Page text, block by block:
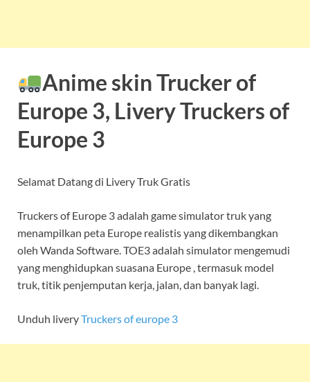
Anime skin Trucker of
Europe 3, Livery Truckers of
Europe 3
Selamat Datang di Livery Truk Gratis
Truckers of Europe 3 adalah game simulator truk yang
menampilkan peta Europe realistis yang dikembangkan
oleh Wanda Software. TOE3 adalah simulator mengemudi
yang menghidupkan suasana Europe , termasuk model
truk, titik penjemputan kerja, jalan, dan banyak lagi.
Unduh liveryTruckers of europe 3